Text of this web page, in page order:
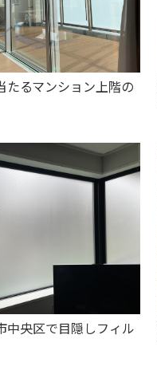
たるマンション上階の
中央区で目隠しフィル